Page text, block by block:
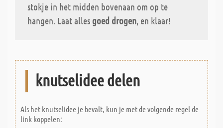
stokje in het midden bovenaan om op te
hangen. Laat alles goed drogen , en klaar!
knutselidee delen
Als het knutselidee je bevalt, kun je met de volgende regel de
link koppelen: